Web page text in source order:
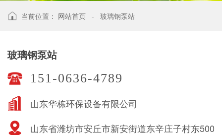
当前位置： 网站首页 - 玻璃钢泵站
玻璃钢泵站
151-0636-4789
山东华栋环保设备有限公司
山东省潍坊市安丘市新安街道东辛庄子村东500